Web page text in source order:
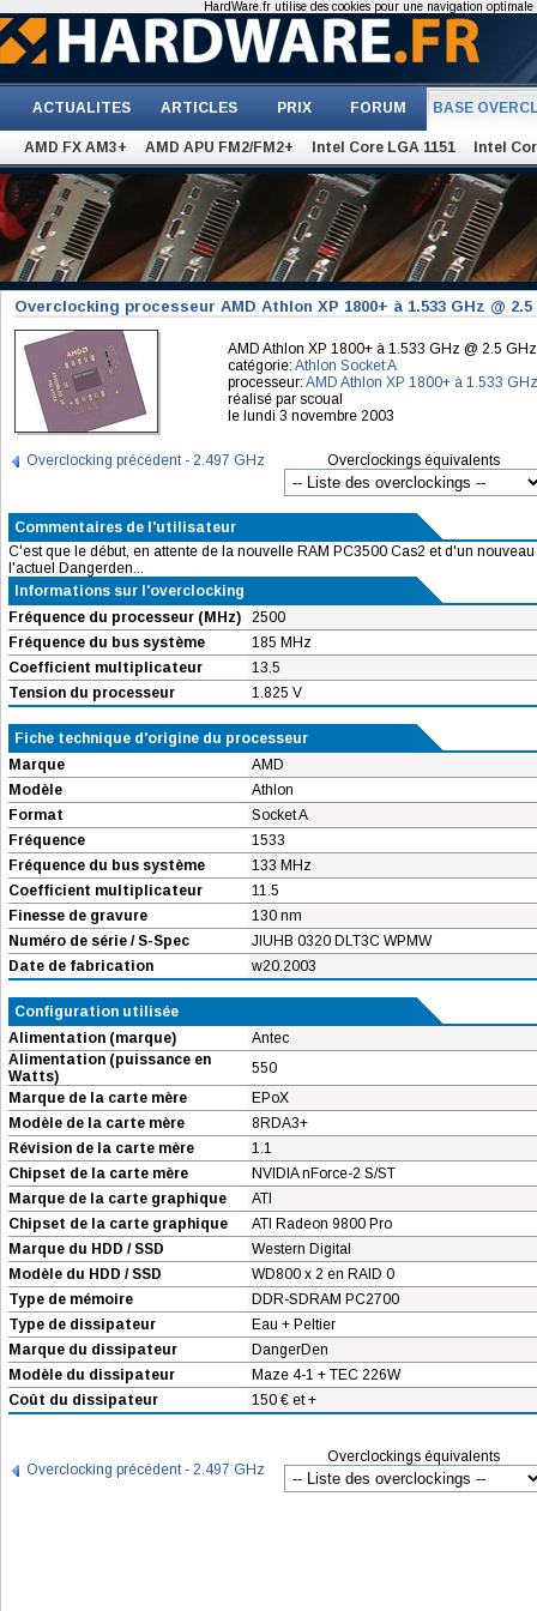
ACTUALITES ARTICLES PRIX FORUM BASE
AMD FX AM3+ AMD APU FM2/FM2+ Intel Core LGA 1151 Intel
Overclocking processeur AMD Athlon XP 1800+ à 1.533 GHz @ 2.5
AMD Athlon XP 1800+ à 1.533 GHz @ 2.5 GHz
catégorie: Athlon Socket A
processeur: AMD Athlon XP 1800+ à 1.533 GHz
réalisé par scoual
le lundi 3 novembre 2003
Overclocking précédent - 2.497 GHz Overclockings équivalents
Commentaires de l'utilisateur
C'est que le début, en attente de la nouvelle RAM PC3500 Cas2 et d'un
l'actuel Dangerden...
Informations sur l'overclocking
Fréquence du processeur (MHz)
2500
Fréquence du bus système
185 MHz
Coefficient multiplicateur
13.5
Tension du processeur
1.825 V
Fiche technique d'origine du processeur
Marque
AMD
Modèle
Athlon
Format
Socket A
Fréquence
1533
Fréquence du bus système
133 MHz
Coefficient multiplicateur
11.5
Finesse de gravure
130 nm
Numéro de série / S-Spec
JIUHB 0320 DLT3C WPMW
Date de fabrication
w20.2003
Configuration utilisée
Alimentation (marque)
Antec
Alimentation (puissance en
Watts)
550
Marque de la carte mère
EPoX
Modèle de la carte mère
8RDA3+
Révision de la carte mère
1.1
Chipset de la carte mère
NVIDIA nForce-2 S/ST
Marque de la carte graphique
ATI
Chipset de la carte graphique
ATI Radeon 9800 Pro
Marque du HDD / SSD
Western Digital
Modèle du HDD / SSD
WD800 x 2 en RAID 0
Type de mémoire
DDR-SDRAM PC2700
Type de dissipateur
Eau + Peltier
Marque du dissipateur
DangerDen
Modèle du dissipateur
Maze 4-1 + TEC 226W
Coût du dissipateur
150 € et +
Overclocking précédent - 2.497 GHz
Overclockings équivalents
HardWare.fr utilise des cookies pour une navigation